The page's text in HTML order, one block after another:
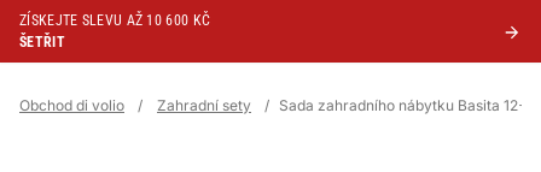
ZÍSKEJTE SLEVU AŽ 10 600 KČ
ŠETŘIT
Obchod di volio / Zahradní sety / Sada zahradního nábytku Basita 12+1